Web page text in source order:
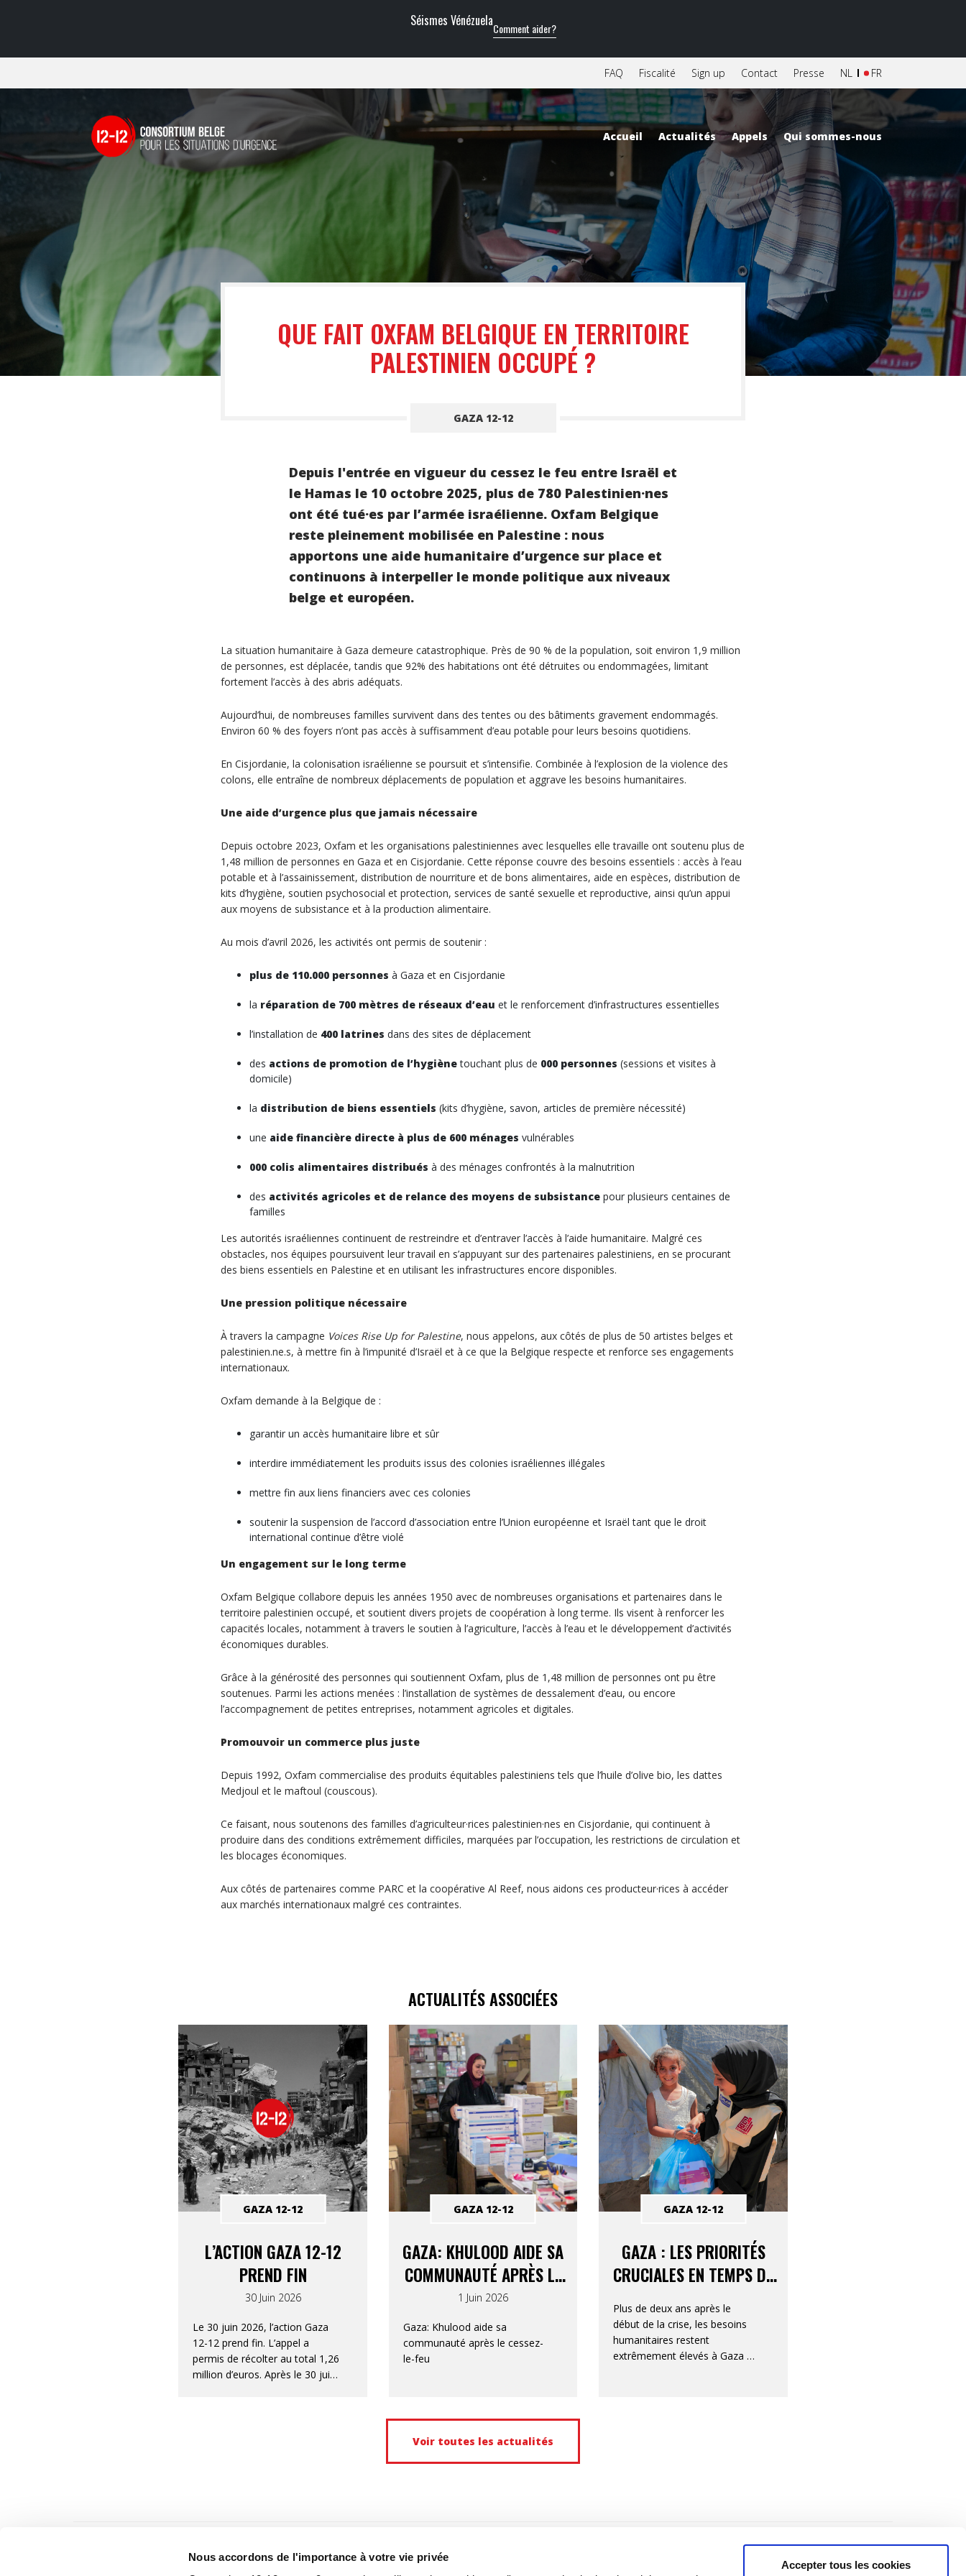
Nous accordons de l'importance à votre vie privée
Accepter tous les cookies
Séismes VénézuelaComment aider?
FAQ Fiscalité Sign up Contact Presse FR
NL
Accueil Actualités Appels Qui sommes-nous
QUE FAIT OXFAM BELGIQUE EN TERRITOIRE
PALESTINIEN OCCUPÉ ?
GAZA 12-12
Depuis l'entrée en vigueur du cessez le feu entre Israël et
le Hamas le 10 octobre 2025, plus de 780 Palestinien·nes
ont été tué·es par I’armée israélienne. Oxfam Belgique
reste pleinement mobilisée en Palestine : nous
apportons une aide humanitaire d’urgence sur place et
continuons à interpeller le monde politique aux niveaux
belge et européen.
La situation humanitaire à Gaza demeure catastrophique. Près de 90 % de la population, soit environ 1,9 million
de personnes, est déplacée, tandis que 92% des habitations ont été détruites ou endommagées, limitant
fortement l’accès à des abris adéquats.
Aujourd’hui, de nombreuses familles survivent dans des tentes ou des bâtiments gravement endommagés.
Environ 60 % des foyers n’ont pas accès à suffisamment d’eau potable pour leurs besoins quotidiens.
En Cisjordanie, la colonisation israélienne se poursuit et s’intensifie. Combinée à l’explosion de la violence des
colons, elle entraîne de nombreux déplacements de population et aggrave les besoins humanitaires.
Une aide d’urgence plus que jamais nécessaire
Depuis octobre 2023, Oxfam et les organisations palestiniennes avec lesquelles elle travaille ont soutenu plus de
1,48 million de personnes en Gaza et en Cisjordanie. Cette réponse couvre des besoins essentiels : accès à l’eau
potable et à l’assainissement, distribution de nourriture et de bons alimentaires, aide en espèces, distribution de
kits d’hygiène, soutien psychosocial et protection, services de santé sexuelle et reproductive, ainsi qu’un appui
aux moyens de subsistance et à la production alimentaire.
Au mois d’avril 2026, les activités ont permis de soutenir :
plus de 110.000 personnes à Gaza et en Cisjordanie
la réparation de 700 mètres de réseaux d’eau et le renforcement d’infrastructures essentielles
l’installation de 400 latrines dans des sites de déplacement
des actions de promotion de l’hygiènetouchant plus de 000 personnes (sessions et visites à
domicile)
la distribution de biens essentiels (kits d’hygiène, savon, articles de première nécessité)
une aide financière directe à plus de 600 ménages vulnérables
000 colis alimentaires distribués à des ménages confrontés à la malnutrition
des activités agricoles et de relance des moyens de subsistance pour plusieurs centaines de
familles
Les autorités israéliennes continuent de restreindre et d’entraver l’accès à l’aide humanitaire. Malgré ces
obstacles, nos équipes poursuivent leur travail en s’appuyant sur des partenaires palestiniens, en se procurant
des biens essentiels en Palestine et en utilisant les infrastructures encore disponibles.
Une pression politique nécessaire
À travers la campagne Voices Rise Up for Palestine, nous appelons, aux côtés de plus de 50 artistes belges et
palestinien.ne.s, à mettre fin à l’impunité d’Israël et à ce que la Belgique respecte et renforce ses engagements
internationaux.
Oxfam demande à la Belgique de :
garantir un accès humanitaire libre et sûr
interdire immédiatement les produits issus des colonies israéliennes illégales
mettre fin aux liens financiers avec ces colonies
soutenir la suspension de l’accord d’association entre l’Union européenne et Israël tant que le droit
international continue d’être violé
Un engagement sur le long terme
Oxfam Belgique collabore depuis les années 1950 avec de nombreuses organisations et partenaires dans le
territoire palestinien occupé, et soutient divers projets de coopération à long terme. Ils visent à renforcer les
capacités locales, notamment à travers le soutien à l’agriculture, l’accès à l’eau et le développement d’activités
économiques durables.
Grâce à la générosité des personnes qui soutiennent Oxfam, plus de 1,48 million de personnes ont pu être
soutenues. Parmi les actions menées : l’installation de systèmes de dessalement d’eau, ou encore
l’accompagnement de petites entreprises, notamment agricoles et digitales.
Promouvoir un commerce plus juste
Depuis 1992, Oxfam commercialise des produits équitables palestiniens tels que l’huile d’olive bio, les dattes
Medjoul et le maftoul (couscous).
Ce faisant, nous soutenons des familles d’agriculteur·rices palestinien·nes en Cisjordanie, qui continuent à
produire dans des conditions extrêmement difficiles, marquées par l’occupation, les restrictions de circulation et
les blocages économiques.
Aux côtés de partenaires comme PARC et la coopérative Al Reef, nous aidons ces producteur·rices à accéder
aux marchés internationaux malgré ces contraintes.
ACTUALITÉS ASSOCIÉES
L’ACTION GAZA 12-12
PREND FIN
30 Juin 2026
Le 30 juin 2026, l’action Gaza
12-12 prend fin. L’appel a
permis de récolter au total 1,26
million d’euros. Après le 30 juin
GAZA 12-12
GAZA: KHULOOD AIDE SA
COMMUNAUTÉ APRÈS LE
CESSEZ-LE-FEU
1 Juin 2026
Gaza: Khulood aide sa
communauté après le cessez-
le-feu
GAZA 12-12
GAZA : LES PRIORITÉS
CRUCIALES EN TEMPS DE
CRISE
Plus de deux ans après le
début de la crise, les besoins
humanitaires restent
extrêmement élevés à Gaza et
GAZA 12-12
Voir toutes les actualités